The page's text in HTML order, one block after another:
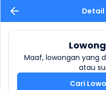
Detail
Maaf, lowongan yang
atau
Cari